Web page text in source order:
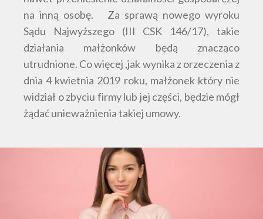
na inną osobę. Za sprawą nowego wyroku
Sądu Najwyższego (III CSK 146/17), takie
działania małżonków będą znacząco
utrudnione. Co więcej ,jak wynika z orzeczenia z
dnia 4 kwietnia 2019 roku, małżonek który nie
widział o zbyciu firmy lub jej części, będzie mógł
żądać unieważnienia takiej umowy.